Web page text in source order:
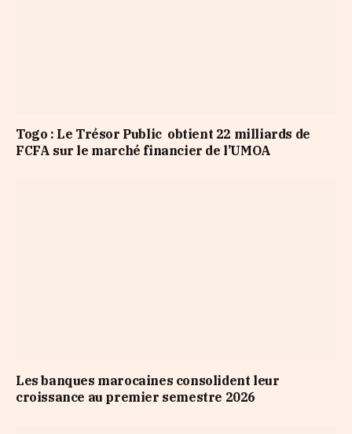
Togo : Le Trésor Public obtient 22 milliards de
FCFA sur le marché financier de l’UMOA
Les banques marocaines consolident leur
croissance au premier semestre 2026